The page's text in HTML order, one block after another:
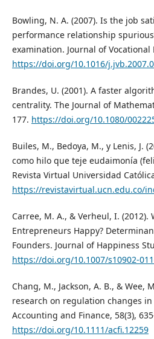
Bowling, N. A. (2007). Is the job
performance relationship
examination. Journal of Vocational
https://doi.org/10.1016/
Brandes, U. (2001). A faster
centrality. The Journal of
177. https://doi.org/10.1080/
Builes, M., Bedoya, M., y Lenis, J.
como hilo que teje eudaimonía
Revista Virtual Universidad
https://revistavirtual.ucn.edu.co/
Carree, M. A., & Verheul, I. (2012).
Entrepreneurs Happy?
Founders. Journal of Happiness
https://doi.org/10.1007/s10902-
Chang, M., Jackson, A. B., & Wee,
research on regulation changes
Accounting and Finance, 58(3),
https://doi.org/10.1111/acfi.12259